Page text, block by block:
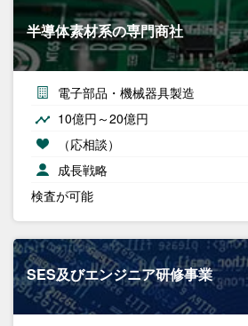
半導体素材系の専門商社
電子部品・機械器具製造
10億円～20億円
（応相談）
成長戦略
検査が可能
SES及びエンジニア研修事業